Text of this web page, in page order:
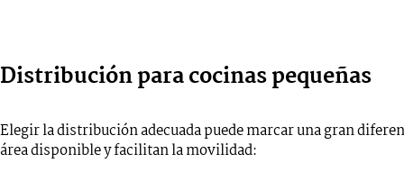
Distribución para cocinas pequeñas
Elegir la distribución adecuada puede marcar una gran
área disponible y facilitan la movilidad: